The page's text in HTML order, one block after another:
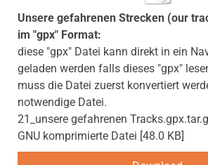
Unsere gefahrenen Strecken (our
im "gpx" Format:
diese "gpx" Datei kann direkt in ein
geladen werden falls dieses "gpx"
muss die Datei zuerst konvertiert
notwendige Datei.
21_unsere gefahrenen
GNU komprimierte Datei 48.0 KB